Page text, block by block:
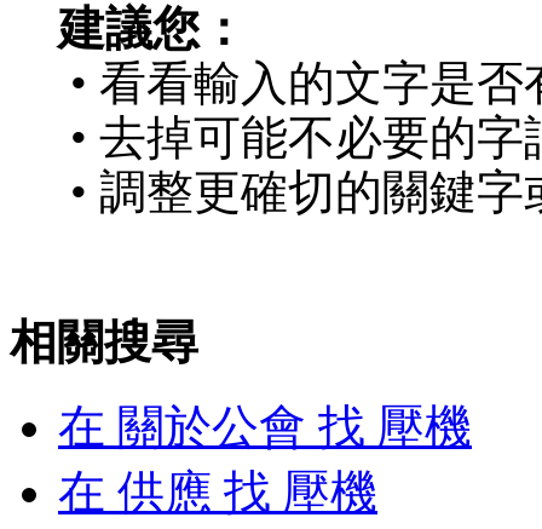
建議您：
• 看看輸入的文字是否
• 去掉可能不必要的字
• 調整更確切的關鍵
相關搜尋
在 關於公會 找 壓機
在 供應 找 壓機